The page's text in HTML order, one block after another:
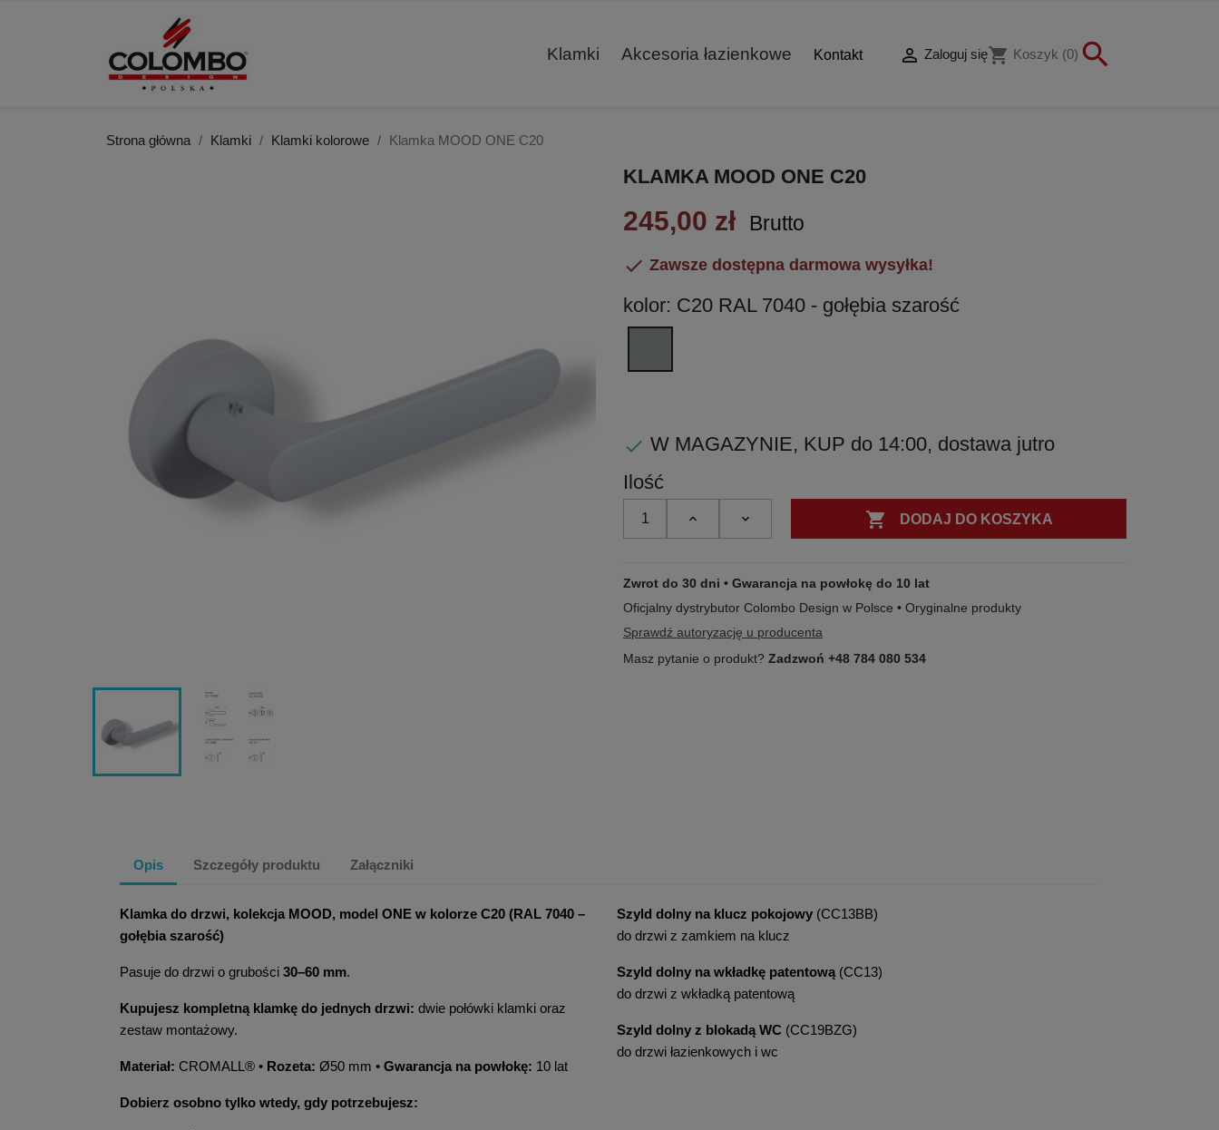
 Zaloguj sięshopping_cart Koszyk (0) 
Klamki Akcesoria łazienkowe Kontakt
Strona główna Klamki Klamki kolorowe Klamka MOOD ONE C20
KLAMKA MOOD ONE C20
245,00 zł Brutto
 Zawsze dostępna darmowa wysyłka!
kolor: C20 RAL 7040 - gołębia szarość
szarość
 W MAGAZYNIE, KUP do 14:00, dostawa jutro
Ilość
 DODAJ DO KOSZYKA
Zwrot do 30 dni • Gwarancja na powłokę do 10 lat
Oficjalny dystrybutor Colombo Design w Polsce • Oryginalne produkty
Sprawdź autoryzację u producenta
Masz pytanie o produkt? Zadzwoń +48 784 080 534
Opis Szczegóły produktu Załączniki
Klamka do drzwi, kolekcja MOOD, model ONE w kolorze C20 (RAL 7040 –
gołębia szarość)
Pasuje do drzwi o grubości 30–60 mm.
Kupujesz kompletną klamkę do jednych drzwi: dwie połówki klamki oraz
zestaw montażowy.
Materiał: CROMALL® • Rozeta: Ø50 mm • Gwarancja na powłokę: 10 lat
Dobierz osobno tylko wtedy, gdy potrzebujesz:
Szyld dolny na klucz pokojowy(CC13BB)
do drzwi z zamkiem na klucz
Szyld dolny na wkładkę patentową(CC13)
do drzwi z wkładką patentową
Szyld dolny z blokadą WC (CC19BZG)
do drzwi łazienkowych i wc